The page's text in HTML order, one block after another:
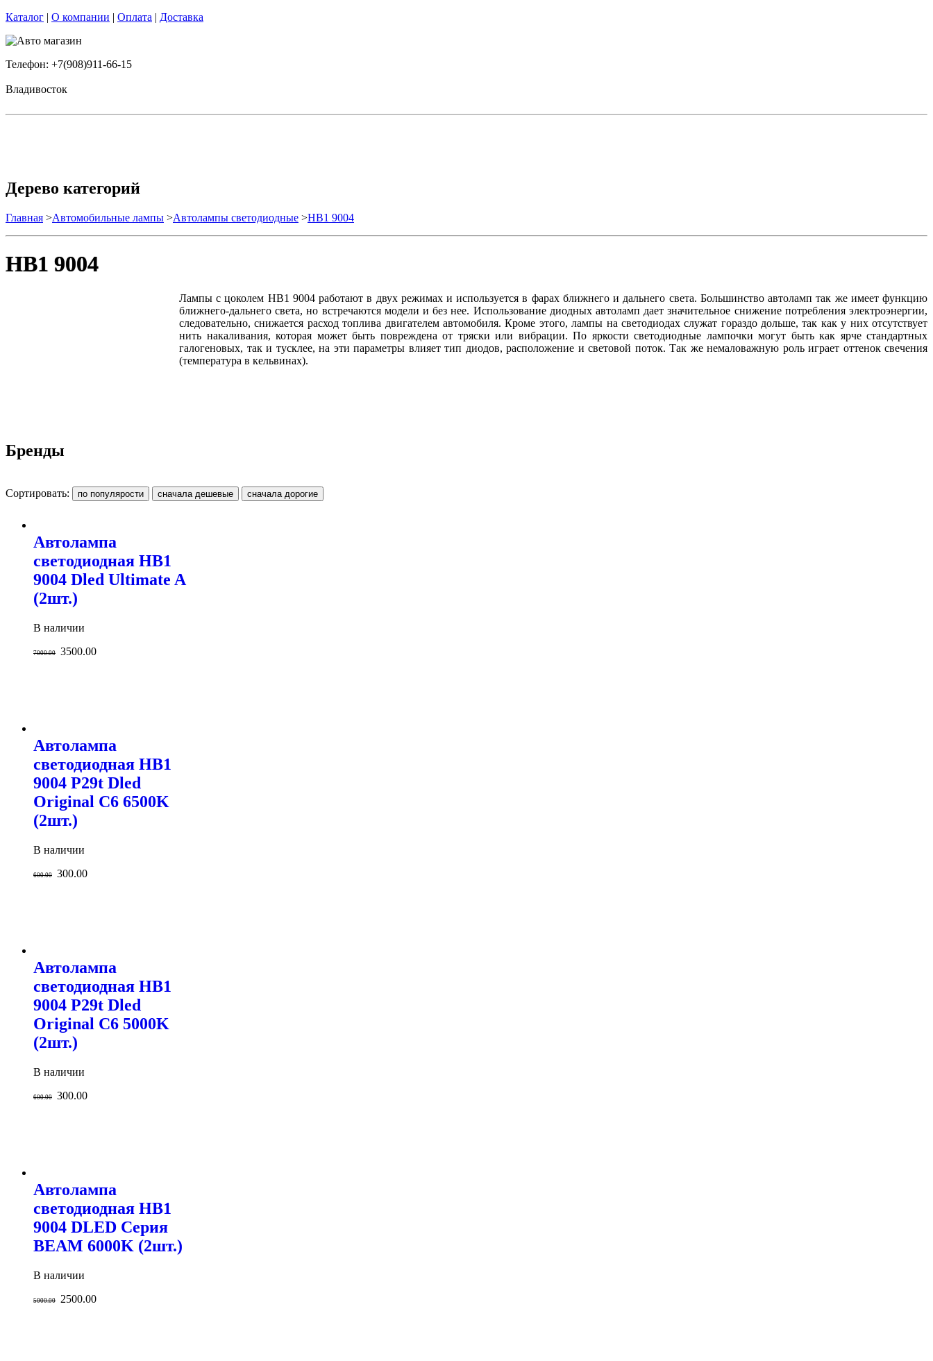
Каталог | О компании | Оплата | Доставка
Телефон: +7(908)911-66-15
Владивосток
Дерево категорий
Главная >Автомобильные лампы >Автолампы светодиодные >HB1 9004
HB1 9004
Лампы с цоколем HB1 9004 работают в двух режимах и используется в фарах ближнего и дальнего света. Большинство автоламп так же имеет функцию
ближнего-дальнего света, но встречаются модели и без нее. Использование диодных автоламп дает значительное снижение потребления электроэнергии,
следовательно, снижается расход топлива двигателем автомобиля. Кроме этого, лампы на светодиодах служат гораздо дольше, так как у них отсутствует
нить накаливания, которая может быть повреждена от тряски или вибрации. По яркости светодиодные лампочки могут быть как ярче стандартных
галогеновых, так и тусклее, на эти параметры влияет тип диодов, расположение и световой поток. Так же немаловажную роль играет оттенок свечения
(температура в кельвинах).
Бренды
Сортировать:
Автолампа
светодиодная HB1
9004 Dled Ultimate A
(2шт.)
В наличии
7000.00 3500.00
Автолампа
светодиодная HB1
9004 P29t Dled
Original C6 6500K
(2шт.)
В наличии
600.00 300.00
Автолампа
светодиодная HB1
9004 P29t Dled
Original C6 5000K
(2шт.)
В наличии
600.00 300.00
Автолампа
светодиодная HB1
9004 DLED Серия
BEAM 6000K (2шт.)
В наличии
5000.00 2500.00